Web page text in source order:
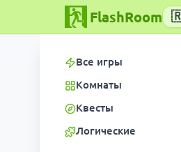
FlashRoom
Все игры
Комнаты
Квесты
Логические